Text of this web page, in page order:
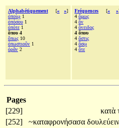
Alphabétiquement [« »]
ὁποίῳ 1
ὁπόσου 1
ὁπότε 1
ὅπου 4
ὅπως 10
ὁπωστιοῦν 1
ὁρᾶν 2
Fréquences [« »
4 ὅμως
4 ὄν
4 ὄνειδος
4 ὅπου
4 ὅστις
4 ὅσῳ
4 ὅτε
Pages
[229]
κατὰ
[252]
~καταφρονήσασα δουλεύειν